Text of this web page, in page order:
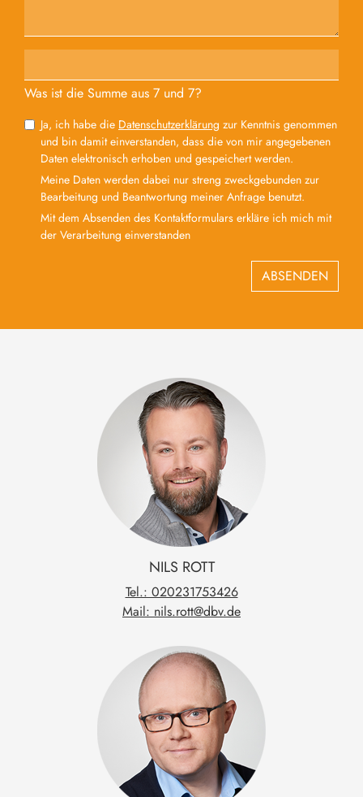
Was ist die Summe aus 7 und 7?
Ja, ich habe die Datenschutzerklärung zur Kenntnis genommen
und bin damit einverstanden, dass die von mir angegebenen
Daten elektronisch erhoben und gespeichert werden.
Meine Daten werden dabei nur streng zweckgebunden zur
Bearbeitung und Beantwortung meiner Anfrage benutzt.
Mit dem Absenden des Kontaktformulars erkläre ich mich mit
der Verarbeitung einverstanden
ABSENDEN
NILS ROTT
Tel.: 020231753426
Mail: nils.rott@dbv.de